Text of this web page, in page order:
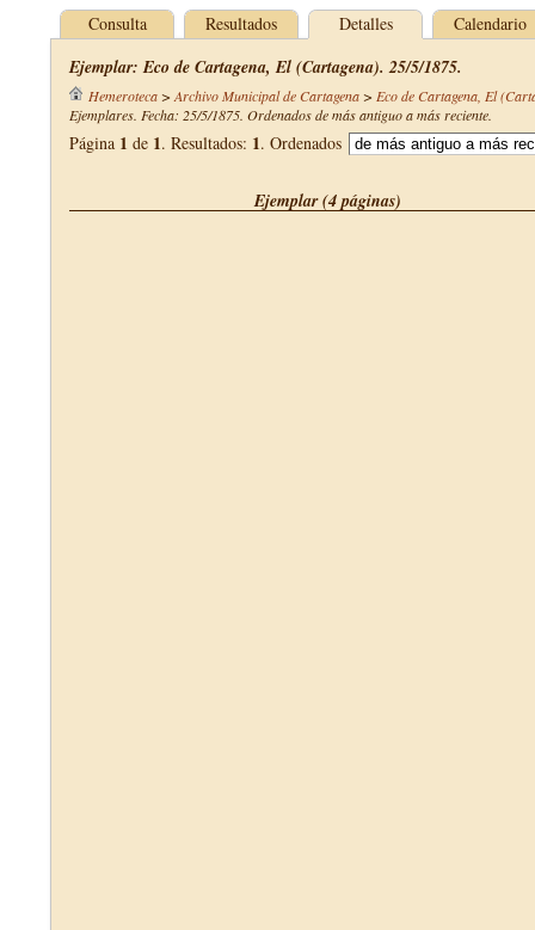
Consulta Resultados Detalles Calendario
Ejemplar: Eco de Cartagena, El (Cartagena). 25/5/1875.
Hemeroteca> Archivo Municipal de Cartagena> Eco de Cartagena, El
Ejemplares. Fecha: 25/5/1875. Ordenados de más antiguo a más reciente.
Página 1 de 1. Resultados: 1. Ordenados
Ejemplar (4 páginas)